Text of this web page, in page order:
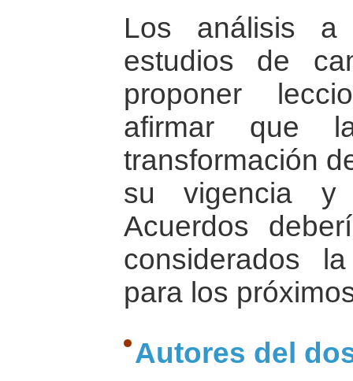
Los análisis
estudios de
proponer
afirmar que
transformación
su vigencia
Acuerdos
considerados
para los
Autores del